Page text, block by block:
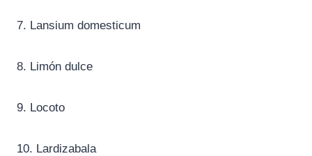
7. Lansium domesticum
8. Limón dulce
9. Locoto
10. Lardizabala